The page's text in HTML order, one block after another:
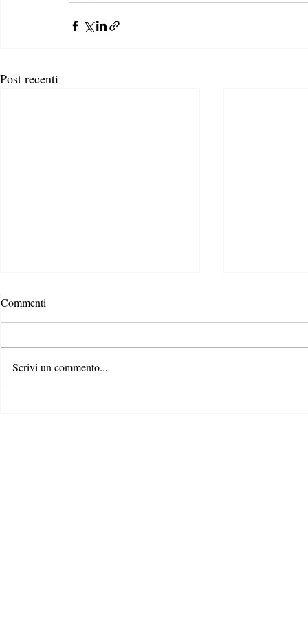
Post recenti
Commenti
Scrivi un commento...